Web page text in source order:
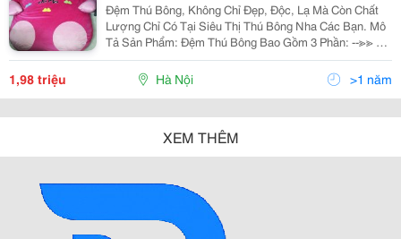
Đệm Thú Bông, Không Chỉ Đẹp, Độc, Lạ Mà Còn Chất
Lượng Chỉ Có Tại Siêu Thị Thú Bông Nha Các Bạn. Mô
Tả Sản Phẩm: Đệm Thú Bông Bao Gồm 3 Phần: --≫≫ Vỏ
Đệm Hình Thú Được Làm Bằng Chất Liệu Vải Nỉ Hàn
Quốc Hoặc Nhung Hàn Quốc Siêu Ấm, Siêu Mịn, Có
1,98 triệu Hà Nội >1 năm
XEM THÊM